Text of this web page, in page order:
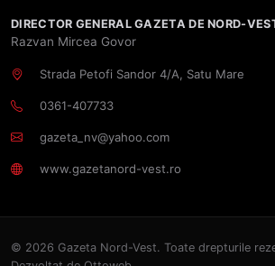
DIRECTOR GENERAL GAZETA DE NORD-
Razvan Mircea Govor
Strada Petofi Sandor 4/A, Satu Mare
0361-407733
gazeta_nv@yahoo.com
www.gazetanord-vest.ro
© 2026 Gazeta Nord-Vest. Toate drepturile